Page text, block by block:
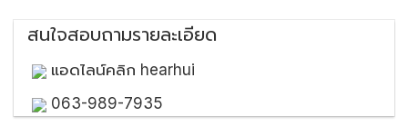
สนใจสอบถามรายละเอียด
แอดไลน์คลิก hearhui
063-989-7935